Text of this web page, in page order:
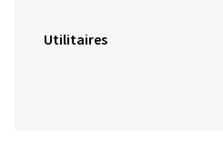
Utilitaires